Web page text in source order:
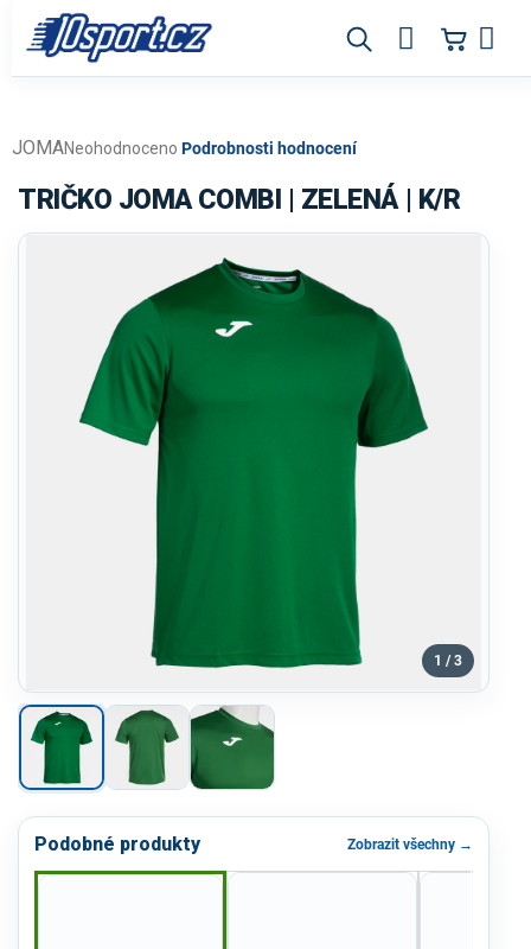
obsah
Průměrné
produktu
je
0,0
hvězdiček.
Neohodnoceno Podrobnosti hodnocení
JOMA
TRIČKO JOMA COMBI | ZELENÁ | K/R
1 / 3
Podobné produkty Zobrazit všechny →